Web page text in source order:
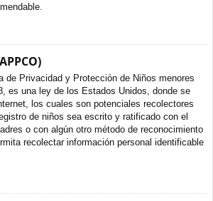
de Privacidad y Protección de Niños menores
es una ley de los Estados Unidos, donde se
los cuales son potenciales recolectores
de niños sea escrito y ratificado con el
o con algún otro método de reconocimiento
recolectar información personal identificable